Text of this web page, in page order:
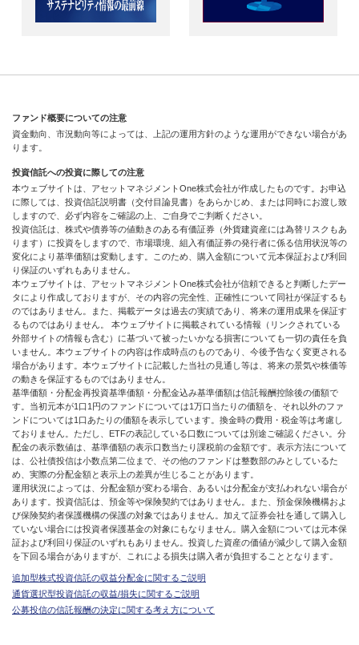
ファンド概要についての注意
資金動向、市況動向等によっては、上記の運用方針のような運用ができない場合があ
ります。
投資信託への投資に際しての注意
本ウェブサイトは、アセットマネジメントOne株式会社が作成したものです。お申込
に際しては、投資信託説明書（交付目論見書）をあらかじめ、または同時にお渡し致
しますので、必ず内容をご確認の上、ご自身でご判断ください。
投資信託は、株式や債券等の値動きのある有価証券（外貨建資産には為替リスクもあ
ります）に投資をしますので、市場環境、組入有価証券の発行者に係る信用状況等の
変化により基準価額は変動します。このため、購入金額について元本保証および利回
り保証のいずれもありません。
本ウェブサイトは、アセットマネジメントOne株式会社が信頼できると判断したデー
タにより作成しておりますが、その内容の完全性、正確性について同社が保証するも
のではありません。また、掲載データは過去の実績であり、将来の運用成果を保証す
るものではありません。 本ウェブサイトに掲載されている情報（リンクされている
外部サイトの情報も含む）に基づいて被ったいかなる損害についても一切の責任を負
いません。本ウェブサイトの内容は作成時点のものであり、今後予告なく変更される
場合があります。本ウェブサイトに記載した当社の見通し等は、将来の景気や株価等
の動きを保証するものではありません。
基準価額・分配金再投資基準価額・分配金込み基準価額は信託報酬控除後の価額で
す。当初元本が1口1円のファンドについては1万口当たりの価額を、それ以外のファ
ンドについては1口あたりの価額を表示しています。換金時の費用・税金等は考慮し
ておりません。ただし、ETFの表記している口数については別途ご確認ください。分
配金の表示数値は、基準価額の表示口数当たり課税前の金額です。表示方法について
は、公社債投信は小数点第二位まで、その他のファンドは整数部のみとしているた
め、実際の分配金額と表示上の差異が生じることがあります。
運用状況によっては、分配金額が変わる場合、あるいは分配金が支払われない場合が
あります。投資信託は、預金等や保険契約ではありません。また、預金保険機構およ
び保険契約者保護機構の保護の対象ではありません。加えて証券会社を通して購入し
ていない場合には投資者保護基金の対象にもなりません。購入金額については元本保
証および利回り保証のいずれもありません。投資した資産の価値が減少して購入金額
を下回る場合がありますが、これによる損失は購入者が負担することとなります。
追加型株式投資信託の収益分配金に関するご説明
通貨選択型投資信託の収益/損失に関するご説明
公募投信の信託報酬の決定に関する考え方について